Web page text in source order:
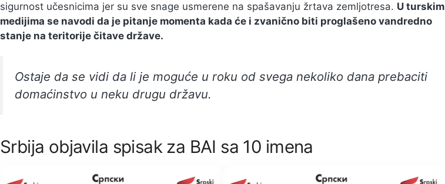
sigurnost učesnicima jer su sve snage usmerene na spašavanju žrtava zemljotresa. U turskim
medijima se navodi da je pitanje momenta kada će i zvanično biti proglašeno vandredno
stanje na teritorije čitave države.
Ostaje da se vidi da li je moguće u roku od svega nekoliko dana prebaciti
domaćinstvo u neku drugu državu.
Srbija objavila spisak za BAI sa 10 imena